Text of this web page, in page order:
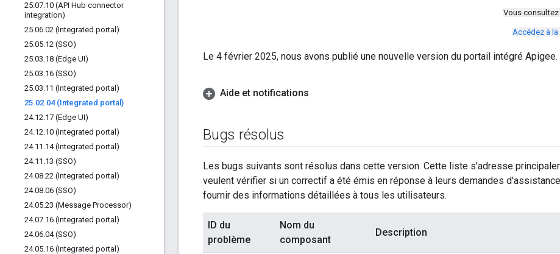
25.07.10 (API Hub connector
integration)
25.06.02 (Integrated portal)
25.05.12 (SSO)
25.03.18 (Edge UI)
25.03.16 (SSO)
25.03.11 (Integrated portal)
25.02.04 (Integrated portal)
24.12.17 (Edge UI)
24.12.10 (Integrated portal)
24.11 .14 (Integrated portal)
24.11 .13 (SSO)
24.08.22 (Integrated portal)
24.08.06 (SSO)
24.05.23 (Message Processor)
24.07.16 (Integrated portal)
24.06.04 (SSO)
24.05.16 (Integrated portal)
Vous
Accédez à
Le 4 février 2025, nous avons publié une nouvelle version du portail intégré Apigee.
Aide et notifications
Bugs résolus
Les bugs suivants sont résolus dans cette version. Cette liste s'adresse
veulent vérifier si un correctif a été émis en réponse à leurs demandes
fournir des informations détaillées à tous les utilisateurs.
ID du
problème
Nom du
composant
Description